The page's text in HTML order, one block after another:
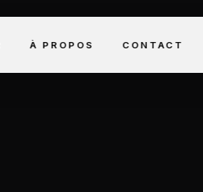
À PROPOS CONTACT